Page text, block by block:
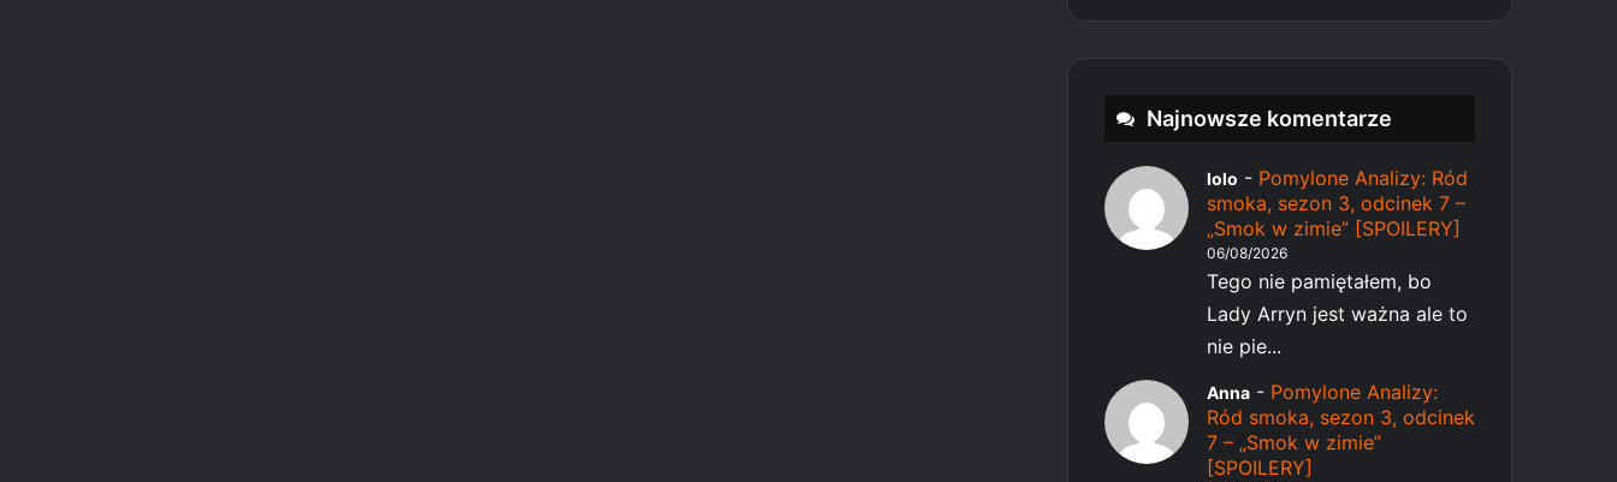
Najnowsze komentarze
lolo - Pomylone Analizy: Ród
smoka, sezon 3, odcinek 7 –
„Smok w zimie” [SPOILERY]
06/08/2026
Tego nie pamiętałem, bo
Lady Arryn jest ważna ale to
nie pie...
Anna - Pomylone Analizy:
Ród smoka, sezon 3, odcinek
7 – „Smok w zimie”
[SPOILERY]